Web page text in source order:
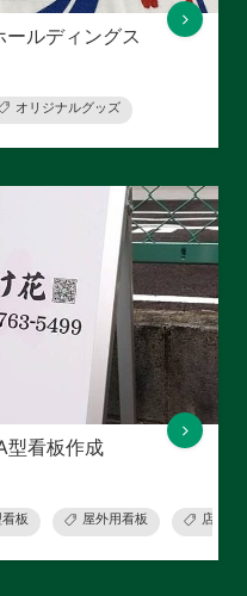
ールディングス
オリジナルグッズ
型看板作成
板 屋外用看板 店舗用